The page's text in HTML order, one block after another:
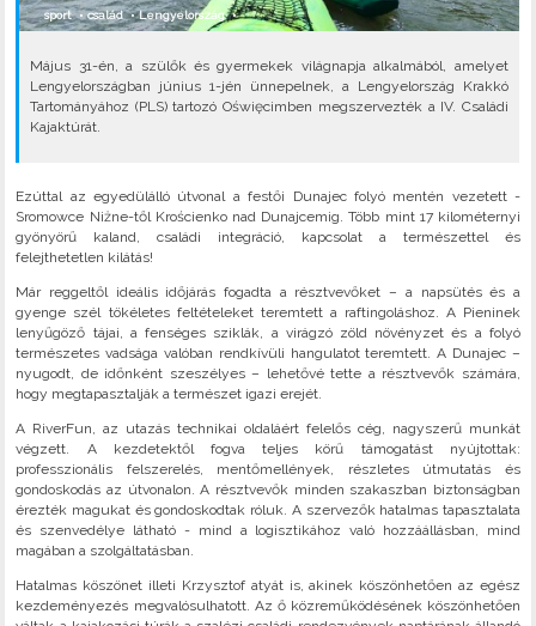
sport•család•Lengyelország•
Május 31-én, a szülők és gyermekek világnapja alkalmából, amelyet
Lengyelországban június 1-jén ünnepelnek, a Lengyelország Krakkó
Tartományához (PLS) tartozó Oświęcimben megszervezték a IV. Családi
Kajaktúrát.
Ezúttal az egyedülálló útvonal a festői Dunajec folyó mentén vezetett -
Sromowce Niżne-től Krościenko nad Dunajcemig. Több mint 17 kilométernyi
gyönyörű kaland, családi integráció, kapcsolat a természettel és
felejthetetlen kilátás!
Már reggeltől ideális időjárás fogadta a résztvevőket – a napsütés és a
gyenge szél tökéletes feltételeket teremtett a raftingoláshoz. A Pieninek
lenyűgöző tájai, a fenséges sziklák, a virágzó zöld növényzet és a folyó
természetes vadsága valóban rendkívüli hangulatot teremtett. A Dunajec –
nyugodt, de időnként szeszélyes – lehetővé tette a résztvevők számára,
hogy megtapasztalják a természet igazi erejét.
A RiverFun, az utazás technikai oldaláért felelős cég, nagyszerű munkát
végzett. A kezdetektől fogva teljes körű támogatást nyújtottak:
professzionális felszerelés, mentőmellények, részletes útmutatás és
gondoskodás az útvonalon. A résztvevők minden szakaszban biztonságban
érezték magukat és gondoskodtak róluk. A szervezők hatalmas tapasztalata
és szenvedélye látható - mind a logisztikához való hozzáállásban, mind
magában a szolgáltatásban.
Hatalmas köszönet illeti Krzysztof atyát is, akinek köszönhetően az egész
kezdeményezés megvalósulhatott. Az ő közreműködésének köszönhetően